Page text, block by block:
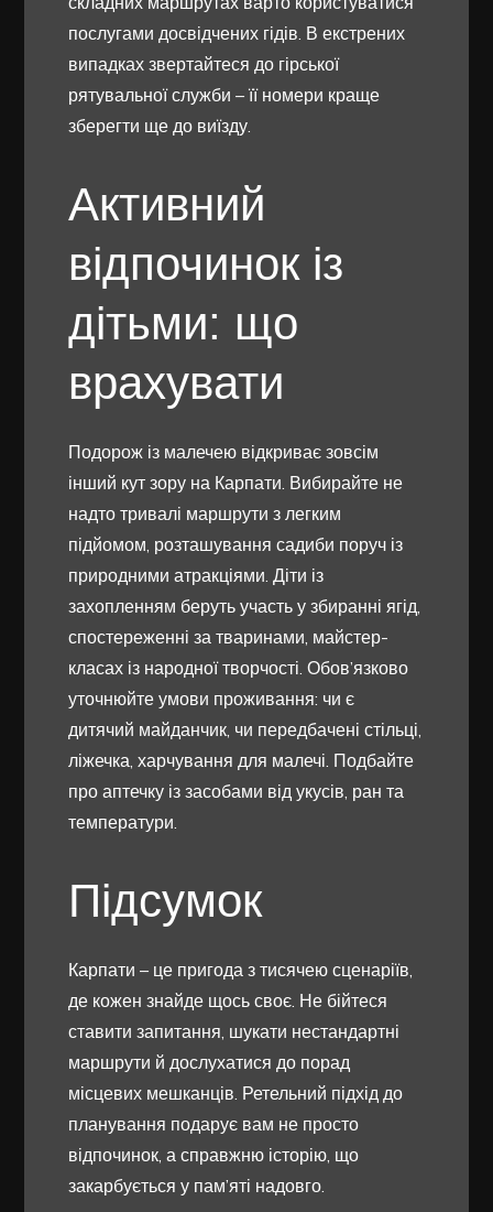
послугами досвідчених гідів. В екстрених
випадках звертайтеся до гірської
рятувальної служби – її номери краще
зберегти ще до виїзду.
Активний
відпочинок із
дітьми: що
врахувати
Подорож із малечею відкриває зовсім
інший кут зору на Карпати. Вибирайте не
надто тривалі маршрути з легким
підйомом, розташування садиби поруч із
природними атракціями. Діти із
захопленням беруть участь у збиранні ягід,
спостереженні за тваринами, майстер-
класах із народної творчості. Обов’язково
уточнюйте умови проживання: чи є
дитячий майданчик, чи передбачені стільці,
ліжечка, харчування для малечі. Подбайте
про аптечку із засобами від укусів, ран та
температури.
Підсумок
Карпати – це пригода з тисячею сценаріїв,
де кожен знайде щось своє. Не бійтеся
ставити запитання, шукати нестандартні
маршрути й дослухатися до порад
місцевих мешканців. Ретельний підхід до
планування подарує вам не просто
відпочинок, а справжню історію, що
закарбується у пам’яті надовго.